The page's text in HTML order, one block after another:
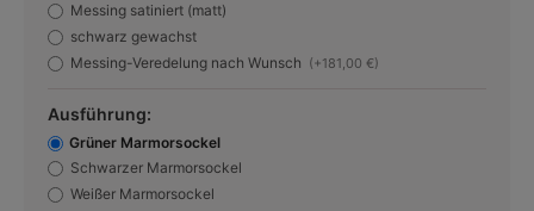
Messing satiniert (matt)
schwarz gewachst
Messing-Veredelung nach Wunsch (+181,00 €)
Ausführung:
Grüner Marmorsockel
Schwarzer Marmorsockel
Weißer Marmorsockel